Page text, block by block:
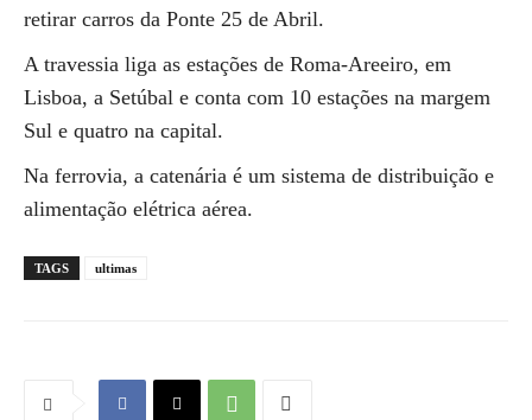
retirar carros da Ponte 25 de Abril.
A travessia liga as estações de Roma-Areeiro, em
Lisboa, a Setúbal e conta com 10 estações na margem
Sul e quatro na capital.
Na ferrovia, a catenária é um sistema de distribuição e
alimentação elétrica aérea.
TAGS ultimas